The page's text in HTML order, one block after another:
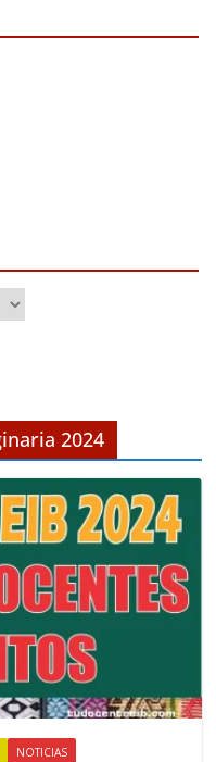
2024
NOTICIAS